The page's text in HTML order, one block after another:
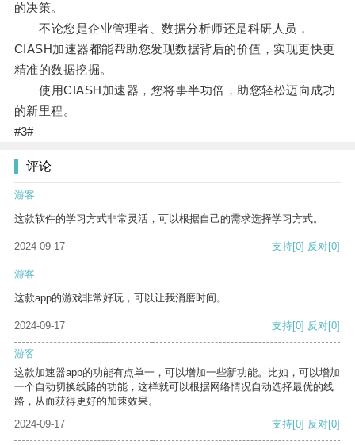
的决策。
不论您是企业管理者、数据分析师还是科研人员，
CIASH加速器都能帮助您发现数据背后的价值，实现更快更
精准的数据挖掘。
使用CIASH加速器，您将事半功倍，助您轻松迈向成功
的新里程。
#3#
评论
游客
这款软件的学习方式非常灵活，可以根据自己的需求选择学习方式。
2024-09-17 支持[0] 反对[0]
游客
这款app的游戏非常好玩，可以让我消磨时间。
2024-09-17 支持[0] 反对[0]
游客
这款加速器app的功能有点单一，可以增加一些新功能。比如，可以增加
一个自动切换线路的功能，这样就可以根据网络情况自动选择最优的线
路，从而获得更好的加速效果。
2024-09-17
支持[0] 反对[0]